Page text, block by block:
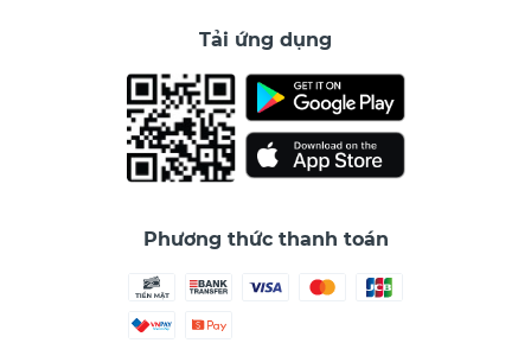
Tải ứng dụng
Phương thức thanh toán